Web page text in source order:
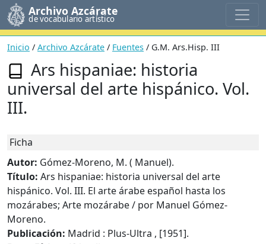
Archivo Azcárate
de vocabulario artístico
Inicio / Archivo Azcárate / Fuentes / G.M. Ars.Hisp. III
Ars hispaniae: historia
universal del arte hispánico. Vol.
III.
Ficha
Autor: Gómez-Moreno, M. ( Manuel).
Título: Ars hispaniae: historia universal del arte
hispánico. Vol. III. El arte árabe español hasta los
mozárabes; Arte mozárabe / por Manuel Gómez-
Moreno.
Publicación: Madrid : Plus-Ultra , [1951].